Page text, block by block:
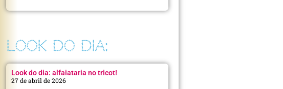
LOOK DO DIA:
Look do dia: alfaiataria no tricot!
27 de abril de 2026